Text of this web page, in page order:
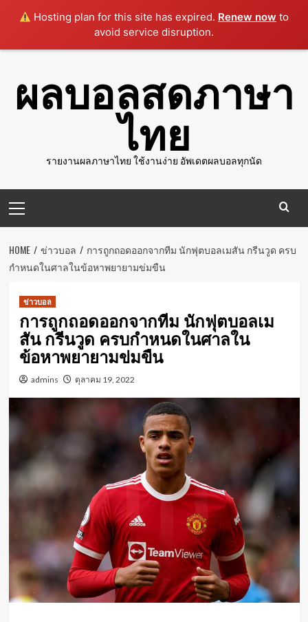
Hosting plan for this site has expired. Renew now to
avoid service disruption.
contentผลบอลสดภาษา
ไทย
รายงานผลภาษาไทย ใช้งานง่าย อัพเดตผลบอลทุกนัด
Menu
HOME ข่าวบอล
การถูกถอดออกจากทีม นักฟุตบอลเมสัน กรีนวูด ครบ
กําหนดในศาลในข้อหาพยายามข่มขืน
ข่าวบอล
การถูกถอดออกจากทีม นักฟุตบอลเม
สัน กรีนวูด ครบกําหนดในศาลใน
ข้อหาพยายามข่มขืน
admins ตุลาคม 19, 2022